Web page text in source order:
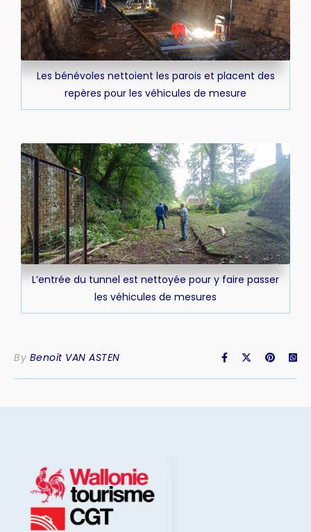
Les bénévoles nettoient les parois et placent des
repères pour les véhicules de mesure
L’entrée du tunnel est nettoyée pour y faire passer
les véhicules de mesures
By Benoit VAN ASTEN